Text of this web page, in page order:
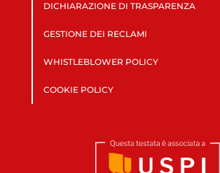
DICHIARAZIONE DI TRASPARENZA
GESTIONE DEI RECLAMI
WHISTLEBLOWER POLICY
COOKIE POLICY